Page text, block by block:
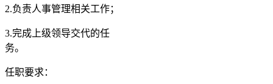
2.负责人事管理相关工作；
3.完成上级领导交代的任
务。
任职要求：